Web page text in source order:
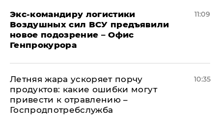
Экс-командиру логистики
Воздушных сил ВСУ предъявили
новое подозрение – Офис
Генпрокурора
11:09
Летняя жара ускоряет порчу
продуктов: какие ошибки могут
привести к отравлению –
Госпродпотребслужба
10:35